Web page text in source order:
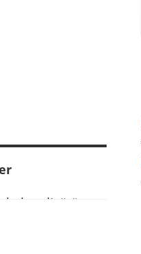
haluat lisätä
ilman isoa
erityisesti